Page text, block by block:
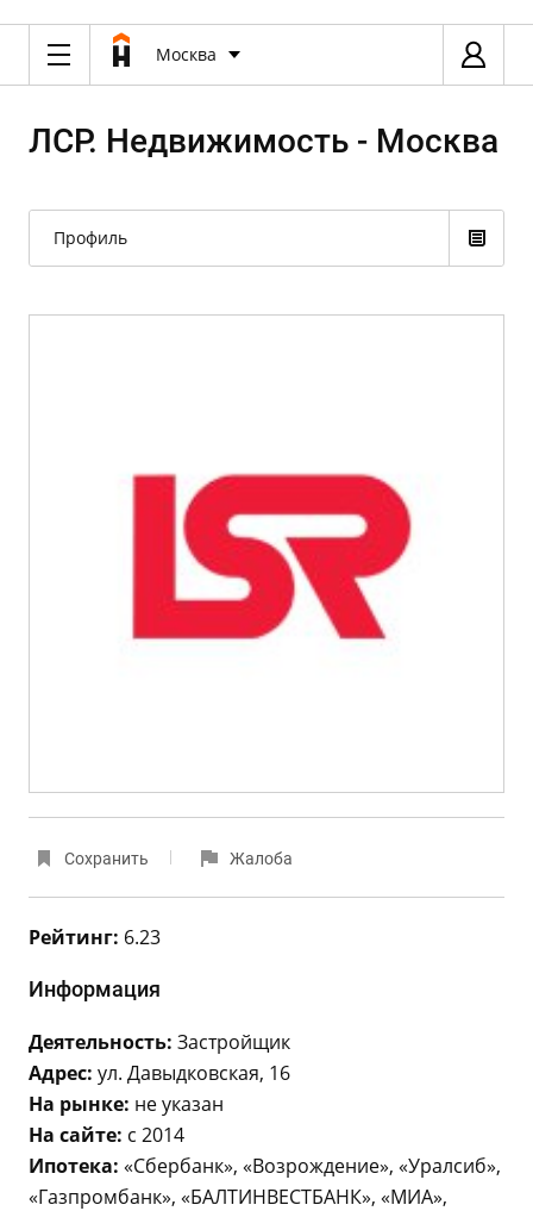
Москва
ЛСР. Недвижимость - Москва
Профиль
Сохранить Жалоба
Рейтинг: 6.23
Информация
Деятельность: Застройщик
Адрес: ул. Давыдковская, 16
На рынке: не указан
На сайте: с 2014
Ипотека: «Сбербанк», «Возрождение», «Уралсиб»,
«Газпромбанк», «БАЛТИНВЕСТБАНК», «МИА»,